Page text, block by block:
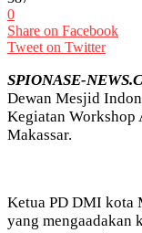
0
Share on Facebook
Tweet on Twitter
SPIONASE-
Dewan Mesjid
Kegiatan
Makassar.
Ketua PD DMI kota
yang mengaadakan